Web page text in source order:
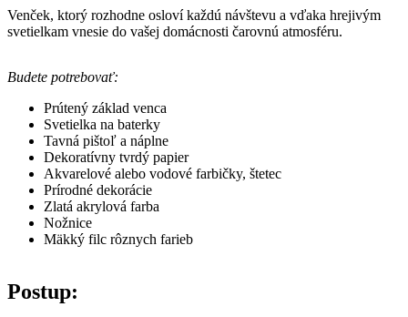
Venček, ktorý rozhodne osloví každú návštevu a vďaka hrejivým
svetielkam vnesie do vašej domácnosti čarovnú atmosféru.
Budete potrebovať:
Prútený základ venca
Svetielka na baterky
Tavná pištoľ a náplne
Dekoratívny tvrdý papier
Akvarelové alebo vodové farbičky, štetec
Prírodné dekorácie
Zlatá akrylová farba
Nožnice
Mäkký filc rôznych farieb
Postup: